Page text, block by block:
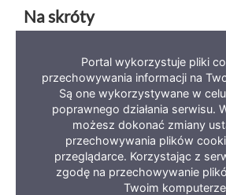
Na skróty
Deklaracja dostępności Mapa
Polityka prywatności
Copyright 2023 Miasto
Portal wykorzystuje pliki
przechowywania informacji na
Są one wykorzystywane w
poprawnego działania serwisu.
możesz dokonać zmiany
przechowywania plików
przeglądarce. Korzystając z
zgodę na przechowywanie
Twoim